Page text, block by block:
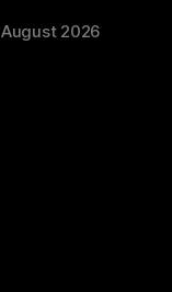
August 2026